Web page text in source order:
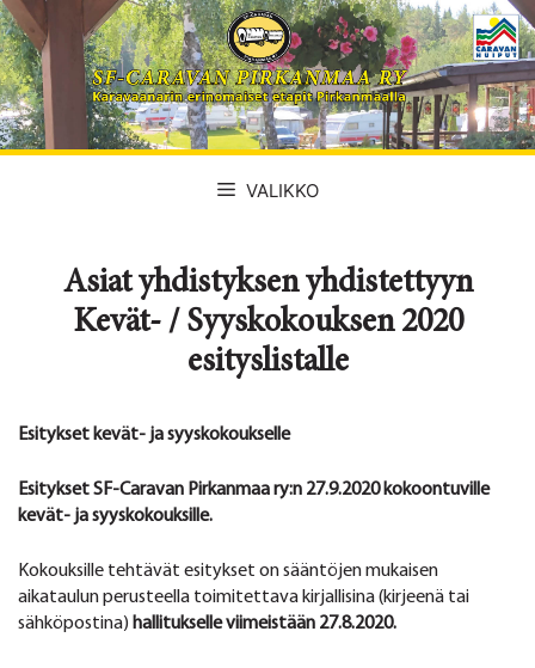
Siirry
sisältöön
VALIKKO
Asiat yhdistyksen yhdistettyyn
Kevät- / Syyskokouksen 2020
esityslistalle
Esitykset kevät- ja syyskokoukselle
Esitykset SF-Caravan Pirkanmaa ry:n 27.9.2020 kokoontuville
kevät- ja syyskokouksille.
Kokouksille tehtävät esitykset on sääntöjen mukaisen
aikataulun perusteella toimitettava kirjallisina (kirjeenä tai
sähköpostina) hallitukselle viimeistään 27.8.2020.